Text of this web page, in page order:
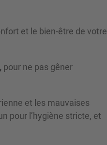
et le bien-être de votre
pour ne pas gêner
et les mauvaises
pour l’hygiène stricte, et